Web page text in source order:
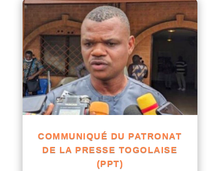
COMMUNIQUÉ DU PATRONAT
DE LA PRESSE TOGOLAISE
(PPT)